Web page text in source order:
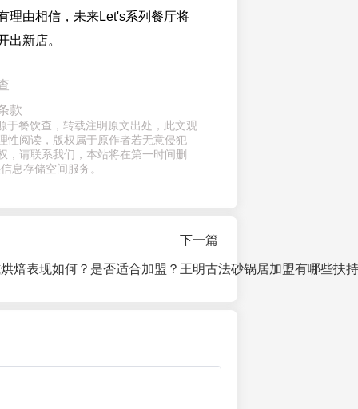
理由相信，未来Let's系列餐厅将
出新店。
款
于餐饮查，转载注明原文出处，此文观
性阅读，版权属于原作者若无意侵犯
，请联系我们，本站将在第一时间删
息存储空间服务。
焙表现如何？是否适合加盟？
下一篇